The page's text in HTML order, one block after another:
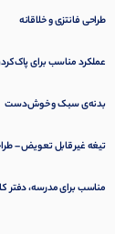
طراحی فانتزی و خلاقانه
عملکرد مناسب برای
بدنه‌ی سبک و خوش‌دست
تیغه غیرقابل تعویض –
مناسب برای مدرسه، دفتر